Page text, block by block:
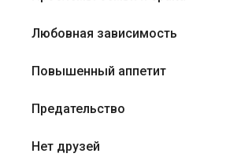
Любовная зависимость
Повышенный аппетит
Предательство
Нет друзей